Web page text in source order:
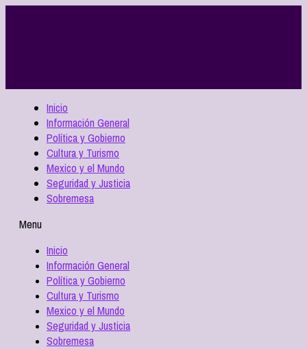
Inicio
Información General
Política y Gobierno
Cultura y Turismo
Mexico y el Mundo
Seguridad y Justicia
Sobremesa
Menu
Inicio
Información General
Política y Gobierno
Cultura y Turismo
Mexico y el Mundo
Seguridad y Justicia
Sobremesa